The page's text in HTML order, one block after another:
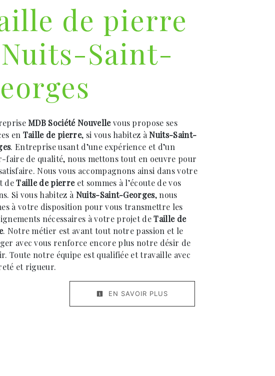
de pierre
Saint-
MDB Société Nouvellevous propose ses
en Taille de pierre, si vous habitez àNuits-Saint-
. Entreprise usant d’une expérience et d’un
faire de qualité, nous mettons tout en oeuvre pour
Nous vous accompagnons ainsi dans votre
deTaille de pierreet sommes à l’écoute de vos
Si vous habitez à Nuits-Saint-Georges, nous
à votre disposition pour vous transmettre les
nécessaires à votre projet deTaille de
. Notre métier est avant tout notre passion et le
avec vous renforce encore plus notre désir de
Toute notre équipe est qualifiée et travaille avec
et rigueur.
EN SAVOIR PLUS